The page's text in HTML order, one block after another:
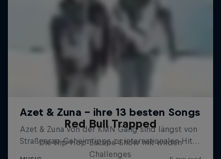
Red Bull Trapped
Die Hip-Hop-Escape-Show mit wilden
Challenges